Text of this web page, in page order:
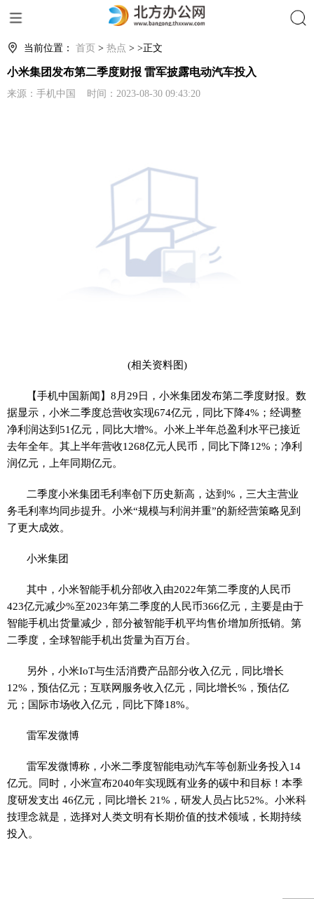
当前位置： 首页 > 热点 > >正文
小米集团发布第二季度财报 雷军披露电动汽车投入
来源：手机中国 时间：2023-08-30 09:43:20
(相关资料图)
【手机中国新闻】8月29日，小米集团发布第二季度财报。数
据显示，小米二季度总营收实现674亿元，同比下降4%；经调整
净利润达到51亿元，同比大增%。小米上半年总盈利水平已接近
去年全年。其上半年营收1268亿元人民币，同比下降12%；净利
润亿元，上年同期亿元。
二季度小米集团毛利率创下历史新高，达到%，三大主营业
务毛利率均同步提升。小米“规模与利润并重”的新经营策略见到
了更大成效。
小米集团
其中，小米智能手机分部收入由2022年第二季度的人民币
423亿元减少%至2023年第二季度的人民币366亿元，主要是由于
智能手机出货量减少，部分被智能手机平均售价增加所抵销。第
二季度，全球智能手机出货量为百万台。
另外，小米IoT与生活消费产品部分收入亿元，同比增长
12%，预估亿元；互联网服务收入亿元，同比增长%，预估亿
元；国际市场收入亿元，同比下降18%。
雷军发微博
雷军发微博称，小米二季度智能电动汽车等创新业务投入14
亿元。同时，小米宣布2040年实现既有业务的碳中和目标！本季
度研发支出 46亿元，同比增长 21%，研发人员占比52%。小米科
技理念就是，选择对人类文明有长期价值的技术领域，长期持续
投入。